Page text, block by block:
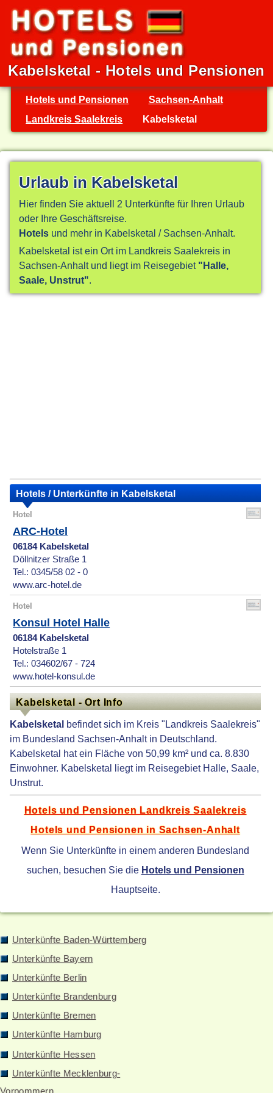
Kabelsketal - Hotels und Pensionen
Hotels und Pensionen
Sachsen-Anhalt
Landkreis Saalekreis
Kabelsketal
Urlaub in Kabelsketal
Hier finden Sie aktuell 2 Unterkünfte für Ihren Urlaub
oder Ihre Geschäftsreise.
Hotels und mehr in Kabelsketal / Sachsen-Anhalt.
Kabelsketal ist ein Ort im Landkreis Saalekreis in
Sachsen-Anhalt und liegt im Reisegebiet "Halle,
Saale, Unstrut"
Hotels / Unterkünfte in Kabelsketal
Hotel
ARC-Hotel
06184 Kabelsketal
Döllnitzer Straße 1
Tel.: 0345/58 02 - 0
www.arc-hotel.de
Hotel
Konsul Hotel Halle
06184 Kabelsketal
Hotelstraße 1
Tel.: 034602/67 - 724
www.hotel-konsul.de
Kabelsketal - Ort Info
Kabelsketal befindet sich im Kreis "Landkreis Saalekreis"
im Bundesland Sachsen-Anhalt in Deutschland.
Kabelsketal hat ein Fläche von 50,99 km² und ca. 8.830
Einwohner. Kabelsketal liegt im Reisegebiet Halle, Saale,
Unstrut.
Hotels und Pensionen Landkreis Saalekreis
Hotels und Pensionen in Sachsen-Anhalt
Wenn Sie Unterkünfte in einem anderen Bundesland
suchen, besuchen Sie die Hotels und Pensionen
Hauptseite.
Unterkünfte Baden-Württemberg
Unterkünfte Bayern
Unterkünfte Berlin
Unterkünfte Brandenburg
Unterkünfte Bremen
Unterkünfte Hamburg
Unterkünfte Hessen
Unterkünfte Mecklenburg-
Vorpommern